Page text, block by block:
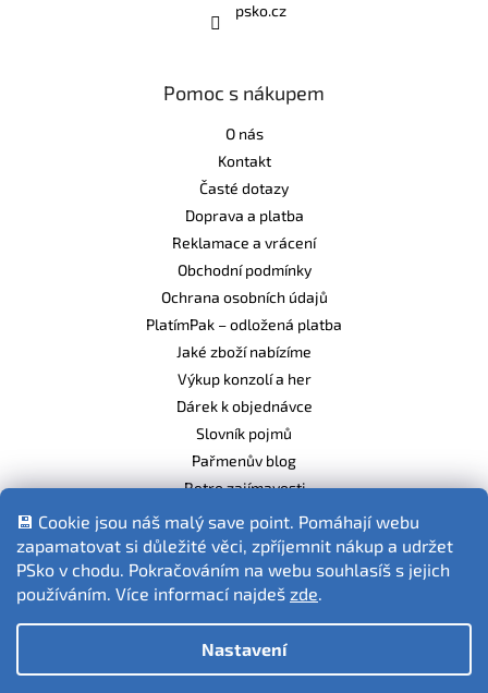
💾 Cookie jsou náš malý save point. Pomáhají webu
zapamatovat si důležité věci, zpříjemnit nákup a udržet
PSko v chodu. Pokračováním na webu souhlasíš s jejich
používáním. Více informací najdeš zde.
Nastavení
psko.cz
Pomoc s nákupem
O nás
Kontakt
Časté dotazy
Doprava a platba
Reklamace a vrácení
Obchodní podmínky
Ochrana osobních údajů
PlatímPak – odložená platba
Jaké zboží nabízíme
Výkup konzolí a her
Dárek k objednávce
Slovník pojmů
Pařmenův blog
Retro zajímavosti
Balíme ekologicky
Fotografie produktů jsou ilustrativní.